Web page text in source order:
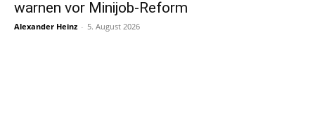
warnen vor Minijob-Reform
Alexander Heinz - 5. August 2026